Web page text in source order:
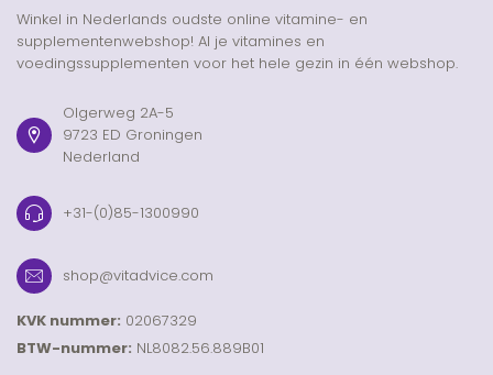
Winkel in Nederlands oudste online vitamine- en
supplementenwebshop! Al je vitamines en
voedingssupplementen voor het hele gezin in één webshop.
Olgerweg 2A-5
9723 ED Groningen
Nederland
+31-(0)85-1300990
shop@vitadvice.com
KVK nummer: 02067329
BTW-nummer: NL8082.56.889B01